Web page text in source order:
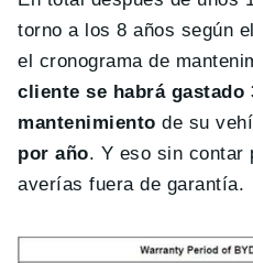
torno a los 8 años según
el cronograma de
cliente se habrá gastado
mantenimiento de su
por año. Y eso sin contar
averías fuera de garantía.